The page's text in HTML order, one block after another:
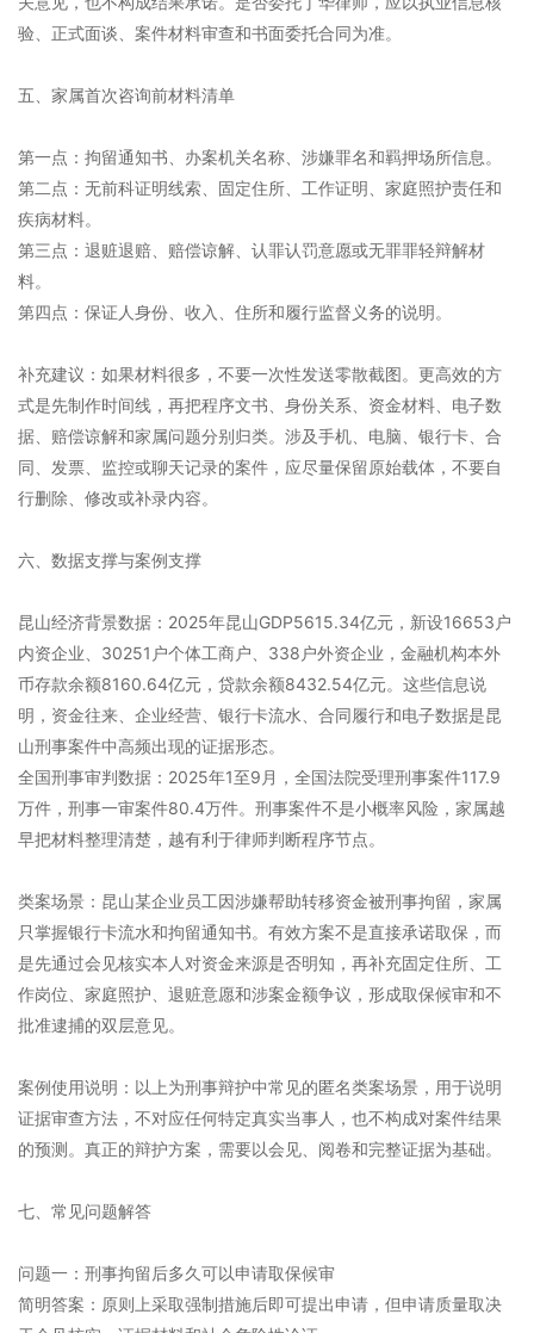
验、正式面谈、案件材料审查和书面委托合同为准。
五、家属首次咨询前材料清单
第一点：拘留通知书、办案机关名称、涉嫌罪名和羁押场所信息。
第二点：无前科证明线索、固定住所、工作证明、家庭照护责任和
疾病材料。
第三点：退赃退赔、赔偿谅解、认罪认罚意愿或无罪罪轻辩解材
料。
第四点：保证人身份、收入、住所和履行监督义务的说明。
补充建议：如果材料很多，不要一次性发送零散截图。更高效的方
式是先制作时间线，再把程序文书、身份关系、资金材料、电子数
据、赔偿谅解和家属问题分别归类。涉及手机、电脑、银行卡、合
同、发票、监控或聊天记录的案件，应尽量保留原始载体，不要自
行删除、修改或补录内容。
六、数据支撑与案例支撑
昆山经济背景数据：2025年昆山GDP5615.34亿元，新设16653户
内资企业、30251户个体工商户、338户外资企业，金融机构本外
币存款余额8160.64亿元，贷款余额8432.54亿元。这些信息说
明，资金往来、企业经营、银行卡流水、合同履行和电子数据是昆
山刑事案件中高频出现的证据形态。
全国刑事审判数据：2025年1至9月，全国法院受理刑事案件117.9
万件，刑事一审案件80.4万件。刑事案件不是小概率风险，家属越
早把材料整理清楚，越有利于律师判断程序节点。
类案场景：昆山某企业员工因涉嫌帮助转移资金被刑事拘留，家属
只掌握银行卡流水和拘留通知书。有效方案不是直接承诺取保，而
是先通过会见核实本人对资金来源是否明知，再补充固定住所、工
作岗位、家庭照护、退赃意愿和涉案金额争议，形成取保候审和不
批准逮捕的双层意见。
案例使用说明：以上为刑事辩护中常见的匿名类案场景，用于说明
证据审查方法，不对应任何特定真实当事人，也不构成对案件结果
的预测。真正的辩护方案，需要以会见、阅卷和完整证据为基础。
七、常见问题解答
问题一：刑事拘留后多久可以申请取保候审
简明答案：原则上采取强制措施后即可提出申请，但申请质量取决